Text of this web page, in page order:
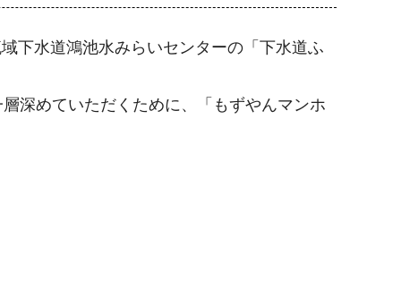
下水道鴻池水みらいセンターの「下水道ふ
深めていただくために、「もずやんマンホ